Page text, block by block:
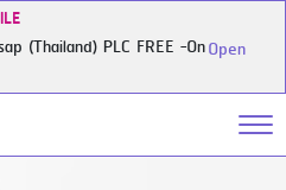
(Thailand) PLC FREE -OnOpen